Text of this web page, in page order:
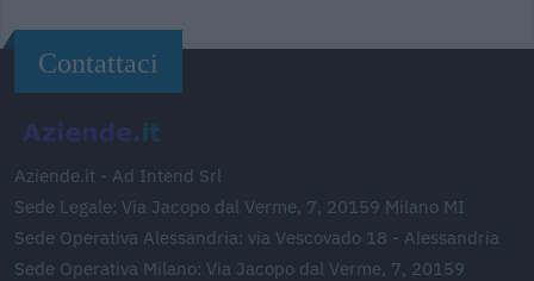
Contattaci
Aziende.it - Ad Intend Srl
Sede Legale: Via Jacopo dal Verme, 7, 20159 Milano MI
Sede Operativa Alessandria: via Vescovado 18 - Alessandria
Sede Operativa Milano: Via Jacopo dal Verme, 7, 20159